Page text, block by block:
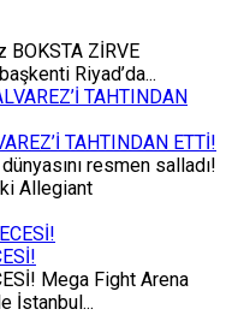
BOKSTA ZİRVE
Riyad’da...
TAHTINDAN ETTİ!
resmen salladı!
Allegiant
Mega Fight Arena
İstanbul...